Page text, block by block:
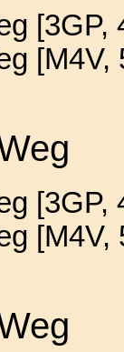
[3GP,
[M4V,
[3GP,
[M4V,